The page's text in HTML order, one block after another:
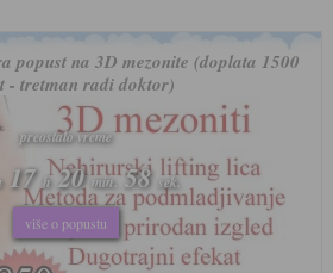
popust na 3D mezonite (doplata 1500
- tretman radi doktor)
preostalo vreme
17 h 20min. 55 sek.
više o popustu
preostalo vreme
17 h 20min. 55 sek.
više o popustu